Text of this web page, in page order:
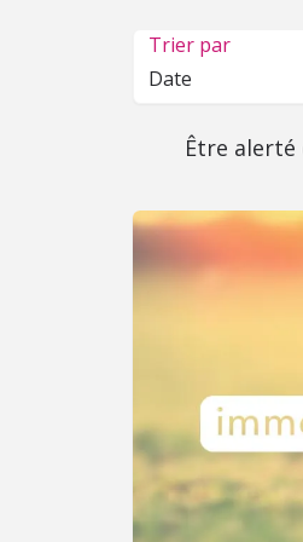
Trier par
Date
Être alerté